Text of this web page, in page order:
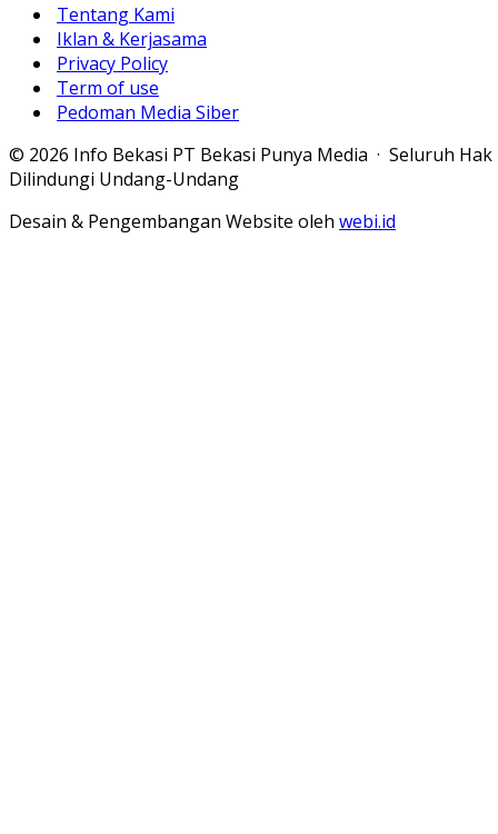
Tentang Kami
Iklan & Kerjasama
Privacy Policy
Term of use
Pedoman Media Siber
© 2026 Info Bekasi PT Bekasi Punya Media · Seluruh Hak
Dilindungi Undang-Undang
Desain & Pengembangan Website oleh webi.id